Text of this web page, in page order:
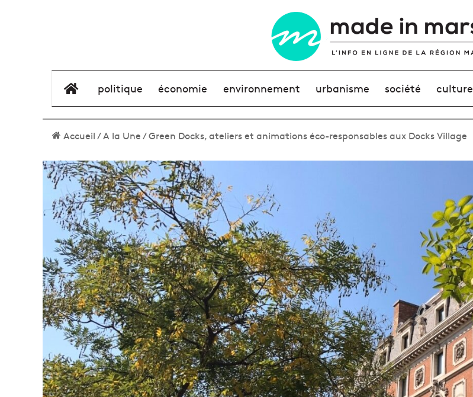
élément de menu
politique économie environnement urbanisme société culture
Accueil/A la Une/Green Docks, ateliers et animations éco-responsables aux Docks Village